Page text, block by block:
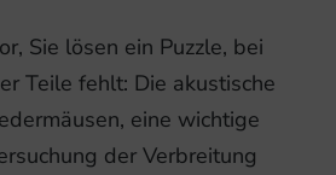
Sie lösen ein Puzzle, bei
Teile fehlt: Die akustische
eine wichtige
der Verbreitung